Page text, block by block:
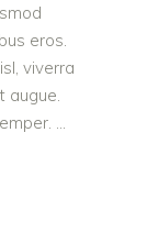
eros.
viverra
augue.